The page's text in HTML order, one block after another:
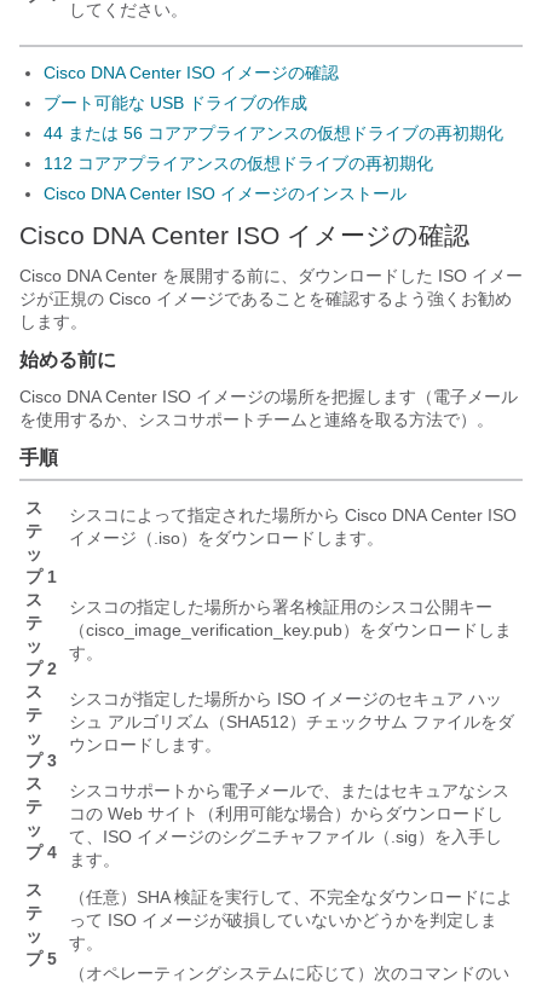
してください。
Cisco DNA Center ISO イメージの確認
ブート可能な USB ドライブの作成
44 または 56 コアアプライアンスの仮想ドライブの再初期化
112 コアアプライアンスの仮想ドライブの再初期化
Cisco DNA Center ISO イメージのインストール
Cisco DNA Center ISO イメージの確認
Cisco DNA Center を展開する前に、ダウンロードした ISO イメー
ジが正規の Cisco イメージであることを確認するよう強くお勧め
します。
始める前に
Cisco DNA Center ISO イメージの場所を把握します（電子メール
を使用するか、シスコサポートチームと連絡を取る方法で）。
手順
ス
テ
ッ
プ 1
シスコによって指定された場所から Cisco DNA Center ISO
イメージ（.iso）をダウンロードします。
ス
テ
ッ
プ 2
シスコの指定した場所から署名検証用のシスコ公開キー
（cisco_image_verification_key.pub）をダウンロードしま
す。
ス
テ
ッ
プ 3
シスコが指定した場所から ISO イメージのセキュア ハッ
シュ アルゴリズム（SHA512）チェックサム ファイルをダ
ウンロードします。
ス
テ
ッ
プ 4
シスコサポートから電子メールで、またはセキュアなシス
コの Web サイト（利用可能な場合）からダウンロードし
て、ISO イメージのシグニチャファイル（.sig）を入手し
ます。
ス
テ
ッ
プ 5
（任意）SHA 検証を実行して、不完全なダウンロードによ
って ISO イメージが破損していないかどうかを判定しま
す。
（オペレーティングシステムに応じて）次のコマンドのい